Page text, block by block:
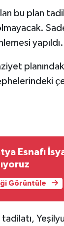
bu plan
yapıldı.
Esnafı
Görüntüle
tadilatı,